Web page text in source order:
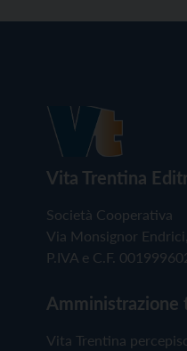
Vita Trentina
Società Cooperativa
Via Monsignor
P.IVA e C.F.
Amministrazione
Vita Trentina